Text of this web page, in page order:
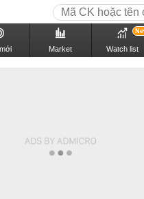
Market Watch list